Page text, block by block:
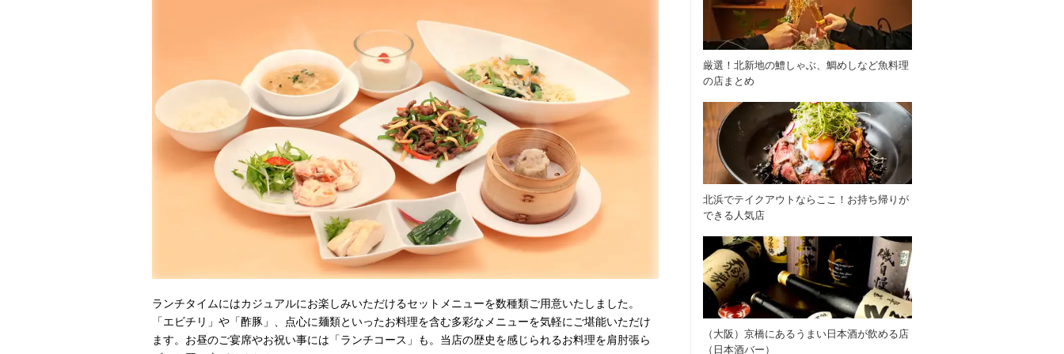
ランチタイムにはカジュアルにお楽しみいただけるセットメニューを数種類ご用意いたしました。
「エビチリ」や「酢豚」、点心に麺類といったお料理を含む多彩なメニューを気軽にご堪能いただけ
ます。お昼のご宴席やお祝い事には「ランチコース」も。当店の歴史を感じられるお料理を肩肘張ら
厳選！北新地の鱧しゃぶ、鯛めしなど魚料理
の店まとめ
北浜でテイクアウトならここ！お持ち帰りが
できる人気店
（大阪）京橋にあるうまい日本酒が飲める店
（日本酒バー）